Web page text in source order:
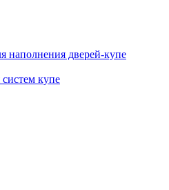
наполнения дверей-купе
купе